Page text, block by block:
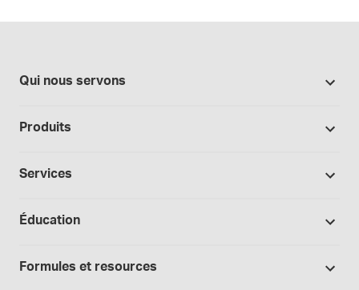
Qui nous servons
Fabrication sous contrat
Laboratoire et recherche
Produits
Bases et véhicules
Produits chimiques
Services
Consultations spécialisées
Éducation
Formules et resources